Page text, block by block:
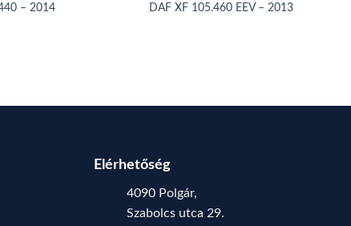
– 2014 DAF XF 105.460 EEV – 2013
Elérhetőség
4090 Polgár,
Szabolcs utca 29.